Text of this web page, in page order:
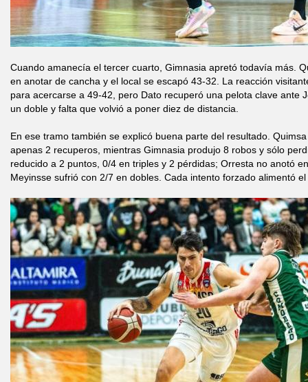
Cuando amanecía el tercer cuarto, Gimnasia apretó todavía más.
en anotar de cancha y el local se escapó 43-32. La reacción
para acercarse a 49-42, pero Dato recuperó una pelota clave ante
un doble y falta que volvió a poner diez de distancia.
En ese tramo también se explicó buena parte del resultado.
apenas 2 recuperos, mientras Gimnasia produjo 8 robos y sólo
reducido a 2 puntos, 0/4 en triples y 2 pérdidas; Orresta no anotó
Meyinsse sufrió con 2/7 en dobles. Cada intento forzado alimentó